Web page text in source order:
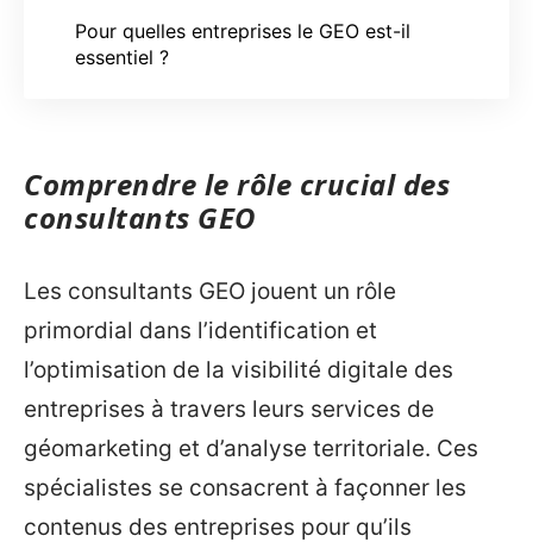
Pour quelles entreprises le GEO est-il
essentiel ?
Comprendre le rôle crucial des
consultants GEO
Les consultants GEO jouent un rôle
primordial dans l’identification et
l’optimisation de la visibilité digitale des
entreprises à travers leurs services de
géomarketing et d’analyse territoriale. Ces
spécialistes se consacrent à façonner les
contenus des entreprises pour qu’ils